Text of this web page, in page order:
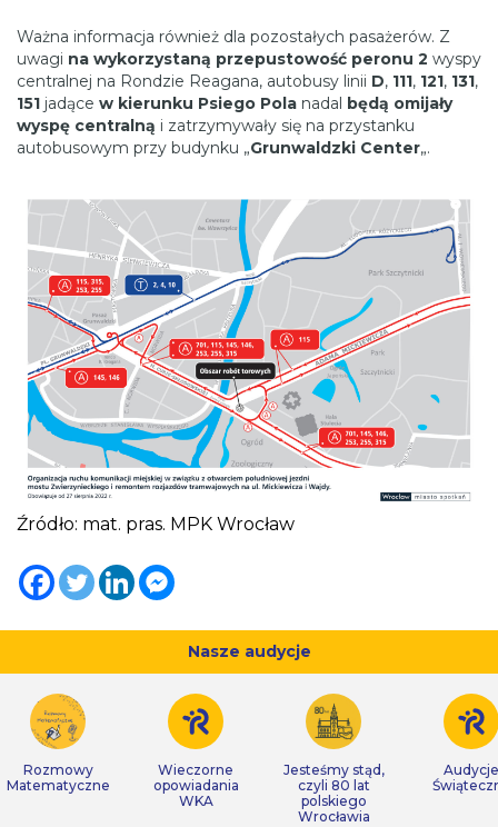
Ważna informacja również dla pozostałych pasażerów. Z
uwagi na wykorzystaną przepustowość peronu 2 wyspy
centralnej na Rondzie Reagana, autobusy linii D, 111, 121, 131,
151 jadące w kierunku Psiego Pola nadal będą omijały
wyspę centralną i zatrzymywały się na przystanku
autobusowym przy budynku „Grunwaldzki Center„.
Źródło: mat. pras. MPK Wrocław
Nasze audycje
Rozmowy
Matematyczne
Wieczorne
opowiadania
WKA
Jesteśmy stąd,
czyli 80 lat
polskiego
Wrocławia
Audycje